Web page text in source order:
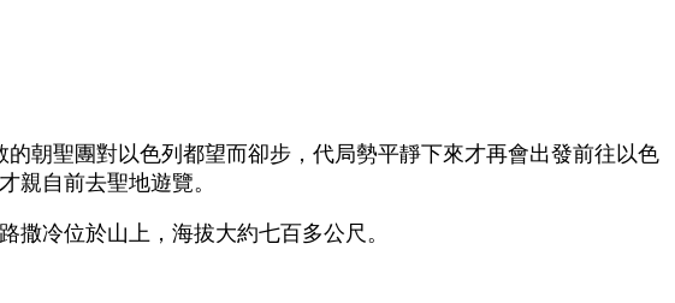
朝聖團對以色列都望而卻步，代局勢平靜下來才再會出發前往以色
親自前去聖地遊覽。
冷位於山上，海拔大約七百多公尺。